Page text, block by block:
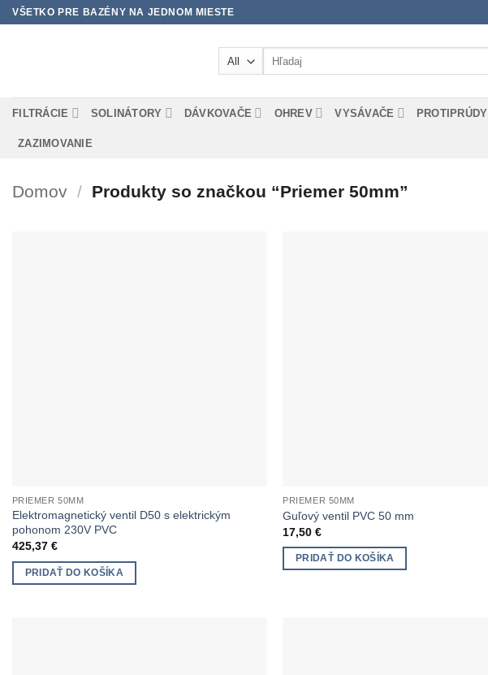
SkipVŠETKO PRE BAZÉNY NA JEDNOM MIESTE
FILTRÁCIE SOLINÁTORY DÁVKOVAČE OHREV VYSÁVAČE PROTIPRÚDY
ZAZIMOVANIE
Domov / Produkty so značkou “Priemer 50mm”
PRIEMER 50MM
Elektromagnetický ventil D50 s elektrickým
pohonom 230V PVC
425,37 €
PRIDAŤ DO KOŠÍKA
PRIEMER 50MM
Guľový ventil PVC 50 mm
17,50€
PRIDAŤ DO KOŠÍKA